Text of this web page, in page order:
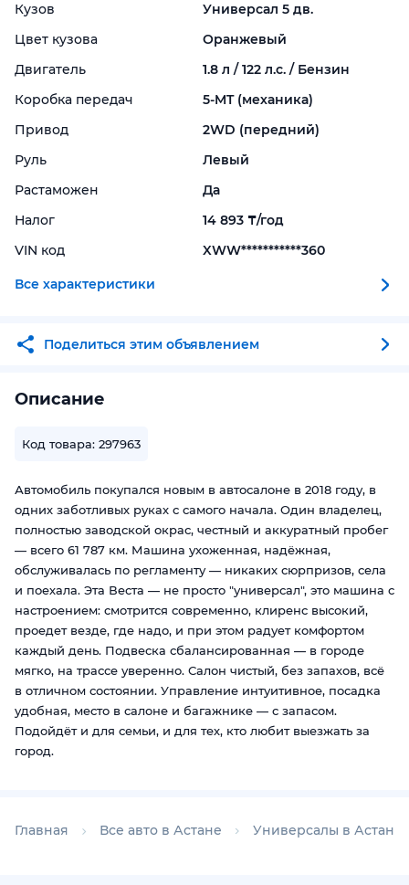
Кузов
Универсал 5 дв.
Цвет кузова
Оранжевый
Двигатель
1.8 л / 122 л.с. / Бензин
Коробка передач
5-MT (механика)
Привод
2WD (передний)
Руль
Левый
Растаможен
Да
Налог
14 893 ₸/год
VIN код
XWW***********360
Все характеристики
Поделиться этим объявлением
Описание
Код товара: 297963
Автомобиль покупался новым в автосалоне в 2018 году, в
одних заботливых руках с самого начала. Один владелец,
полностью заводской окрас, честный и аккуратный пробег
— всего 61 787 км. Машина ухоженная, надёжная,
обслуживалась по регламенту — никаких сюрпризов, села
и поехала. Эта Веста — не просто "универсал", это машина с
настроением: смотрится современно, клиренс высокий,
проедет везде, где надо, и при этом радует комфортом
каждый день. Подвеска сбалансированная — в городе
мягко, на трассе уверенно. Салон чистый, без запахов, всё
в отличном состоянии. Управление интуитивное, посадка
удобная, место в салоне и багажнике — с запасом.
Подойдёт и для семьи, и для тех, кто любит выезжать за
город.
Главная Все авто в Астане Универсалы в Астане